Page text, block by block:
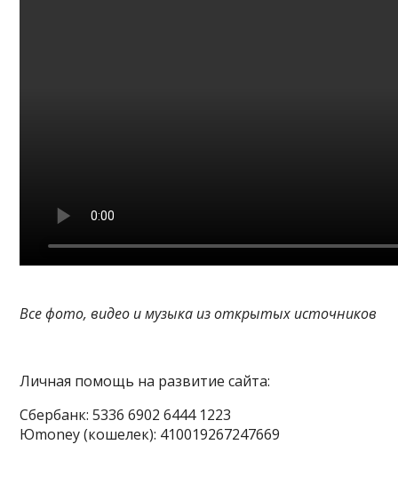
Все фото, видео и музыка из открытых источников
Личная помощь на развитие сайта:
Сбербанк: 5336 6902 6444 1223
Юmoney (кошелек): 410019267247669